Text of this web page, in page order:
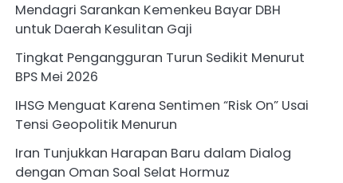
Mendagri Sarankan Kemenkeu Bayar DBH
untuk Daerah Kesulitan Gaji
Tingkat Pengangguran Turun Sedikit Menurut
BPS Mei 2026
IHSG Menguat Karena Sentimen “Risk On” Usai
Tensi Geopolitik Menurun
Iran Tunjukkan Harapan Baru dalam Dialog
dengan Oman Soal Selat Hormuz